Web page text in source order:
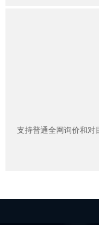
支持普通全网询价和对